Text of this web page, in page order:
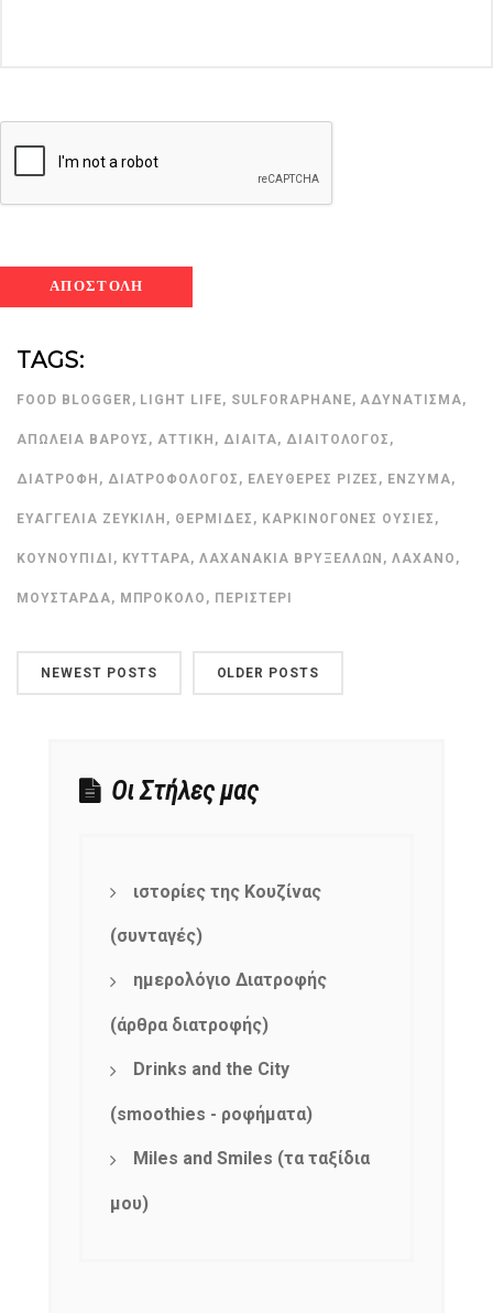
TAGS:
FOOD BLOGGER , LIGHT LIFE, SULFORAPHANE, ΑΔΥΝΆΤΙΣΜΑ,
ΑΠΏΛΕΙΑ ΒΆΡΟΥΣ , ΑΤΤΙΚΉ , ΔΊΑΙΤΑ, ΔΙΑΙΤΟΛΌΓΟΣ ,
ΔΙΑΤΡΟΦΉ , ΔΙΑΤΡΟΦΟΛΌΓΟΣ , ΕΛΕΎΘΕΡΕΣ ΡΊΖΕΣ , ΈΝΖΥΜΑ,
ΕΥΑΓΓΕΛΊΑ ΖΕΥΚΙΛΉ , ΘΕΡΜΊΔΕΣ , ΚΑΡΚΙΝΟΓΌΝΕΣ ΟΥΣΊΕΣ ,
ΚΟΥΝΟΥΠΊΔΙ , ΚΎΤΤΑΡΑ,ΛΑΧΑΝΆΚΙΑ ΒΡΥΞΕΛΛΏΝ ,ΛΆΧΑΝΟ ,
ΜΟΥΣΤΆΡΔΑ, ΜΠΡΌΚΟΛΟ , ΠΕΡΙΣΤΈΡΙ
NEWEST POSTS OLDER POSTS
Οι Στήλες μας
ιστορίες της Κουζίνας
(συνταγές)
ημερολόγιο Διατροφής
(άρθρα διατροφής)
Drinks and the City
(smoothies - ροφήματα)
Miles and Smiles (τα ταξίδια
μου)